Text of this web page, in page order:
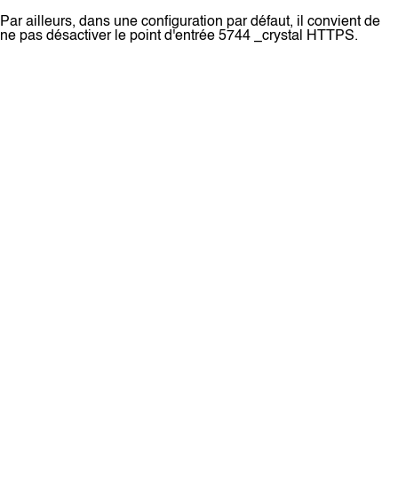
Par ailleurs, dans une configuration par défaut, il convient de
ne pas désactiver le point d'entrée 5744 _crystal HTTPS.